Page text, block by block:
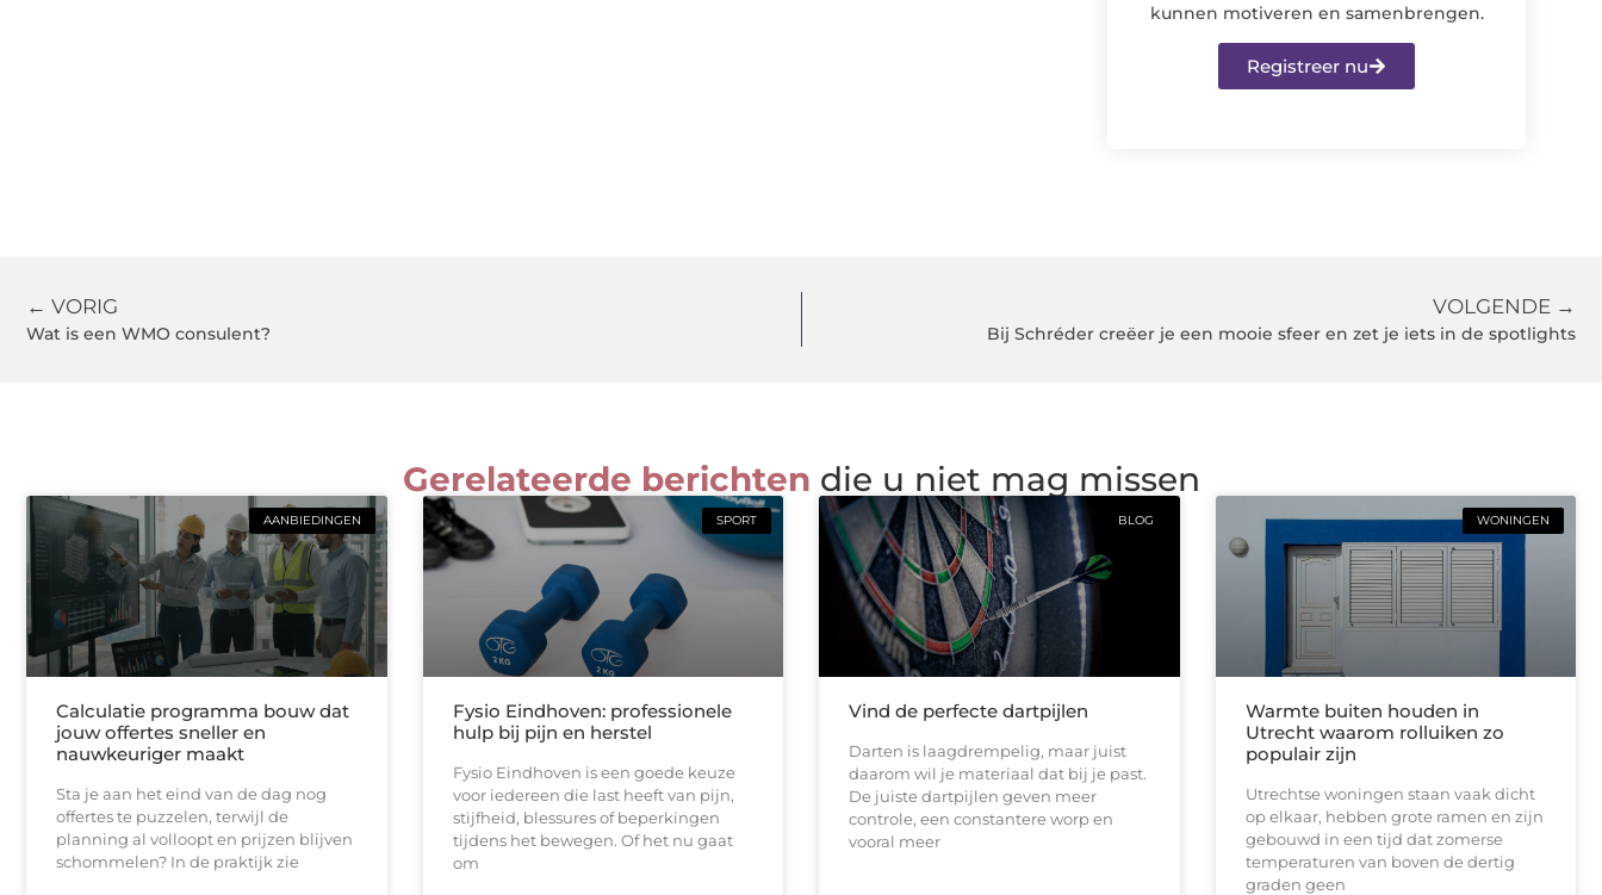
kunnen motiveren en samenbrengen.
Registreer nu
← VORIG
Wat is een WMO consulent?
VOLGENDE →
Bij Schréder creëer je een mooie sfeer en zet je iets in de spotlights
Gerelateerde berichten die u niet mag missen
AANBIEDINGEN
Calculatie programma bouw dat
jouw offertes sneller en
nauwkeuriger maakt
Sta je aan het eind van de dag nog
offertes te puzzelen, terwijl de
planning al volloopt en prijzen blijven
schommelen? In de praktijk zie
SPORT
Fysio Eindhoven: professionele
hulp bij pijn en herstel
Fysio Eindhoven is een goede keuze
voor iedereen die last heeft van pijn,
stijfheid, blessures of beperkingen
tijdens het bewegen. Of het nu gaat
om
BLOG
Vind de perfecte dartpijlen
Darten is laagdrempelig, maar juist
daarom wil je materiaal dat bij je past.
De juiste dartpijlen geven meer
controle, een constantere worp en
vooral meer
WONINGEN
Warmte buiten houden in
Utrecht waarom rolluiken zo
populair zijn
Utrechtse woningen staan vaak dicht
op elkaar, hebben grote ramen en zijn
gebouwd in een tijd dat zomerse
temperaturen van boven de dertig
graden geen